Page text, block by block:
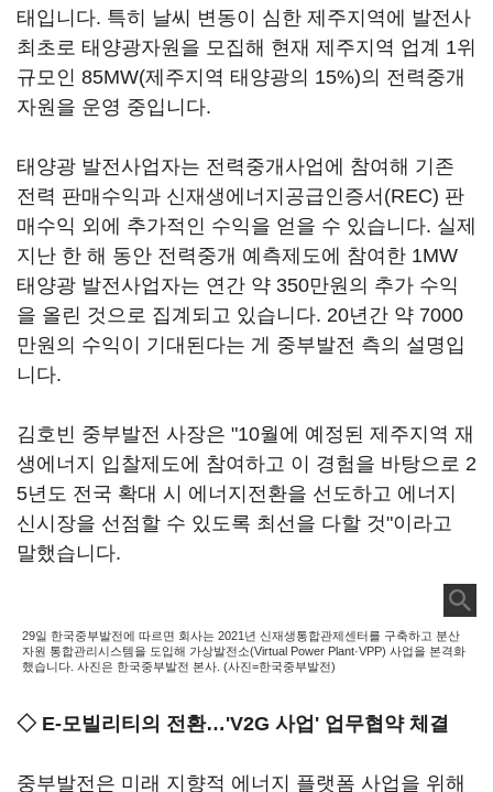
태입니다. 특히 날씨 변동이 심한 제주지역에 발전사
최초로 태양광자원을 모집해 현재 제주지역 업계 1위
규모인 85MW(제주지역 태양광의 15%)의 전력중개
자원을 운영 중입니다.
태양광 발전사업자는 전력중개사업에 참여해 기존
전력 판매수익과 신재생에너지공급인증서(REC) 판
매수익 외에 추가적인 수익을 얻을 수 있습니다. 실제
지난 한 해 동안 전력중개 예측제도에 참여한 1MW
태양광 발전사업자는 연간 약 350만원의 추가 수익
을 올린 것으로 집계되고 있습니다. 20년간 약 7000
만원의 수익이 기대된다는 게 중부발전 측의 설명입
니다.
김호빈 중부발전 사장은 "10월에 예정된 제주지역 재
생에너지 입찰제도에 참여하고 이 경험을 바탕으로 2
5년도 전국 확대 시 에너지전환을 선도하고 에너지
신시장을 선점할 수 있도록 최선을 다할 것"이라고
말했습니다.
29일 한국중부발전에 따르면 회사는 2021년 신재생통합관제센터를 구축하고 분산
자원 통합관리시스템을 도입해 가상발전소(Virtual Power Plant·VPP) 사업을 본격화
했습니다. 사진은 한국중부발전 본사. (사진=한국중부발전)
◇ E-모빌리티의 전환…'V2G 사업' 업무협약 체결
중부발전은 미래 지향적 에너지 플랫폼 사업을 위해